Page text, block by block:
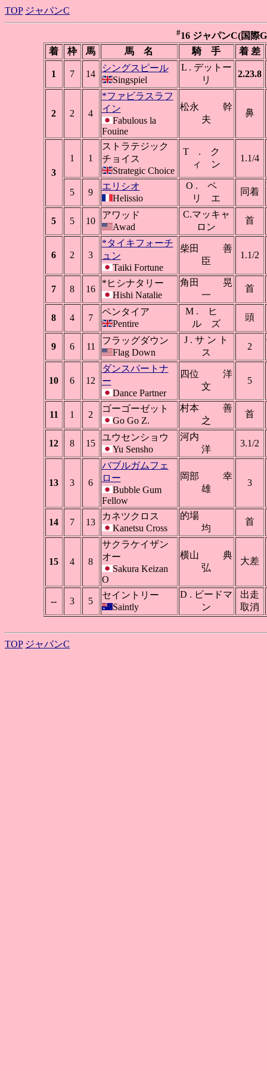
TOP ジャパンC
#16 ジャパンC(国際
着
枠 馬 馬 名 騎 手 着 差
1 7 14
シングスピール
Singspiel
L . デットー
リ
2.23.8
2 2 4
*ファビラスラフ
イン
Fabulous la
Fouine
松永 幹
夫
鼻
3
1 1
ストラテジック
チョイス
Strategic Choice
T . ク
ィ ン
1.1/4
5 9
エリシオ
Helissio
O . ペ
リ エ
同着
5 5 10
アワッド
Awad
C.マッキャ
ロン
首
6 2 3
*タイキフォーチ
ュン
Taiki Fortune
柴田 善
臣
1.1/2
7 8 16
*ヒシナタリー
Hishi Natalie
角田 晃
一
首
8 4 7
ペンタイア
Pentire
M . ヒ
ル ズ
頭
9 6 11
フラッグダウン
Flag Down
J . サ ン ト
ス
2
10 6 12
ダンスパートナ
ー
Dance Partner
四位 洋
文
5
11 1 2
ゴーゴーゼット
Go Go Z.
村本 善
之
首
12 8 15
ユウセンショウ
Yu Sensho
河内
洋
3.1/2
13 3 6
バブルガムフェ
ロー
Bubble Gum
Fellow
岡部 幸
雄
3
14 7 13
カネツクロス
Kanetsu Cross
的場
均
首
15 4 8
サクラケイザン
オー
Sakura Keizan
O
横山 典
弘
大差
-- 3 5
セイントリー
Saintly
D . ビードマ
ン
出走
取消
TOP ジャパンC